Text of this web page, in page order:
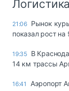
21:06 Рынок
показал рост
19:35 В
14 км трассы
16:41
Аэропорт